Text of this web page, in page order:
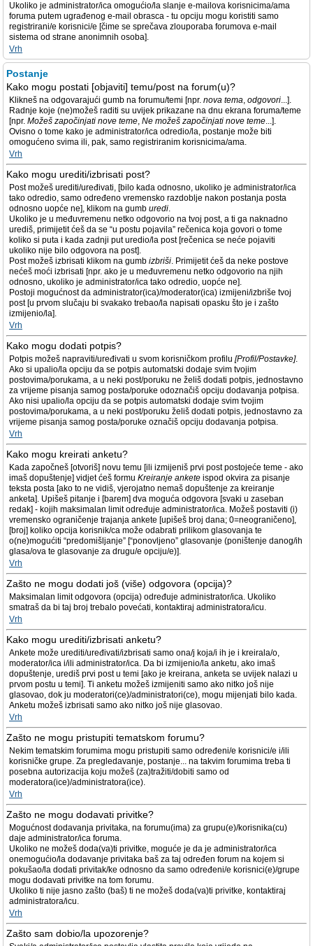
Ukoliko je administrator/ica omogućio/la slanje e-mailova korisnicima/ama
foruma putem ugrađenog e-mail obrasca - tu opciju mogu koristiti samo
registrirani/e korisnici/e [čime se sprečava zlouporaba forumova e-mail
sistema od strane anonimnih osoba].
Vrh
Postanje
Kako mogu postati [objaviti] temu/post na forum(u)?
Klikneš na odgovarajući gumb na forumu/temi [npr. nova tema, odgovori...].
Radnje koje (ne)možeš raditi su uvijek prikazane na dnu ekrana foruma/teme
[npr. Možeš započinjati nove teme, Ne možeš započinjati nove teme...].
Ovisno o tome kako je administrator/ica odredio/la, postanje može biti
omogućeno svima ili, pak, samo registriranim korisnicima/ama.
Vrh
Kako mogu urediti/izbrisati post?
Post možeš urediti/uređivati, [bilo kada odnosno, ukoliko je administrator/ica
tako odredio, samo određeno vremensko razdoblje nakon postanja posta
odnosno uopće ne], klikom na gumb uredi.
Ukoliko je u međuvremenu netko odgovorio na tvoj post, a ti ga naknadno
urediš, primijetit ćeš da se “u postu pojavila” rečenica koja govori o tome
koliko si puta i kada zadnji put uredio/la post [rečenica se neće pojaviti
ukoliko nije bilo odgovora na post].
Post možeš izbrisati klikom na gumb izbriši. Primijetit ćeš da neke postove
nećeš moći izbrisati [npr. ako je u međuvremenu netko odgovorio na njih
odnosno, ukoliko je administrator/ica tako odredio, uopće ne].
Postoji mogućnost da administrator(ica)/moderator(ica) izmijeni/izbriše tvoj
post [u prvom slučaju bi svakako trebao/la napisati opasku što je i zašto
izmijenio/la].
Vrh
Kako mogu dodati potpis?
Potpis možeš napraviti/uređivati u svom korisničkom profilu [Profil/Postavke].
Ako si upalio/la opciju da se potpis automatski dodaje svim tvojim
postovima/porukama, a u neki post/poruku ne želiš dodati potpis, jednostavno
za vrijeme pisanja samog posta/poruke odoznačiš opciju dodavanja potpisa.
Ako nisi upalio/la opciju da se potpis automatski dodaje svim tvojim
postovima/porukama, a u neki post/poruku želiš dodati potpis, jednostavno za
vrijeme pisanja samog posta/poruke označiš opciju dodavanja potpisa.
Vrh
Kako mogu kreirati anketu?
Kada započneš [otvoriš] novu temu [ili izmijeniš prvi post postojeće teme - ako
imaš dopuštenje] vidjet ćeš formu Kreiranje ankete ispod okvira za pisanje
teksta posta [ako to ne vidiš, vjerojatno nemaš dopuštenje za kreiranje
anketa]. Upišeš pitanje i [barem] dva moguća odgovora [svaki u zaseban
redak] - kojih maksimalan limit određuje administrator/ica. Možeš postaviti (i)
vremensko ograničenje trajanja ankete [upišeš broj dana; 0=neograničeno],
[broj] koliko opcija korisnik/ca može odabrati prilikom glasovanja te
o(ne)mogućiti “predomišljanje” [“ponovljeno” glasovanje (poništenje danog/ih
glasa/ova te glasovanje za drugu/e opciju/e)].
Vrh
Zašto ne mogu dodati još (više) odgovora (opcija)?
Maksimalan limit odgovora (opcija) određuje administrator/ica. Ukoliko
smatraš da bi taj broj trebalo povećati, kontaktiraj administratora/icu.
Vrh
Kako mogu urediti/izbrisati anketu?
Ankete može urediti/uređivati/izbrisati samo ona/j koja/i ih je i kreirala/o,
moderator/ica i/ili administrator/ica. Da bi izmijenio/la anketu, ako imaš
dopuštenje, urediš prvi post u temi [ako je kreirana, anketa se uvijek nalazi u
prvom postu u temi]. Ti anketu možeš izmijeniti samo ako nitko još nije
glasovao, dok ju moderatori(ce)/administratori(ce), mogu mijenjati bilo kada.
Anketu možeš izbrisati samo ako nitko još nije glasovao.
Vrh
Zašto ne mogu pristupiti tematskom forumu?
Nekim tematskim forumima mogu pristupiti samo određeni/e korisnici/e i/ili
korisničke grupe. Za pregledavanje, postanje... na takvim forumima treba ti
posebna autorizacija koju možeš (za)tražiti/dobiti samo od
moderatora(ice)/administratora(ice).
Vrh
Zašto ne mogu dodavati privitke?
Mogućnost dodavanja privitaka, na forumu(ima) za grupu(e)/korisnika(cu)
daje administrator/ica foruma.
Ukoliko ne možeš doda(va)ti privitke, moguće je da je administrator/ica
onemogućio/la dodavanje privitaka baš za taj određen forum na kojem si
pokušao/la dodati privitak/ke odnosno da samo određeni/e korisnici(e)/grupe
mogu dodavati privitke na tom forumu.
Ukoliko ti nije jasno zašto (baš) ti ne možeš doda(va)ti privitke, kontaktiraj
administratora/icu.
Vrh
Zašto sam dobio/la upozorenje?